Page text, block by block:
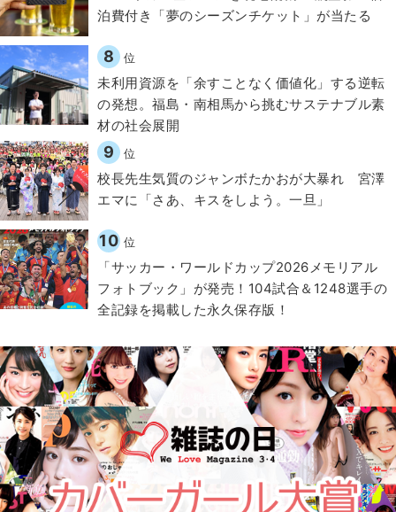
泊費付き「夢のシーズンチケット」が当たる
8 位
​​未利用資源を「余すことなく価値化」する逆転
の発想。福島・南相馬から挑むサステナブル素
材の社会展開​
9 位
校長先生気質のジャンボたかおが大暴れ 宮澤
エマに「さあ、キスをしよう。一旦」
10 位
「サッカー・ワールドカップ2026メモリアル
フォトブック」が発売！104試合＆1248選手の
全記録を掲載した永久保存版！